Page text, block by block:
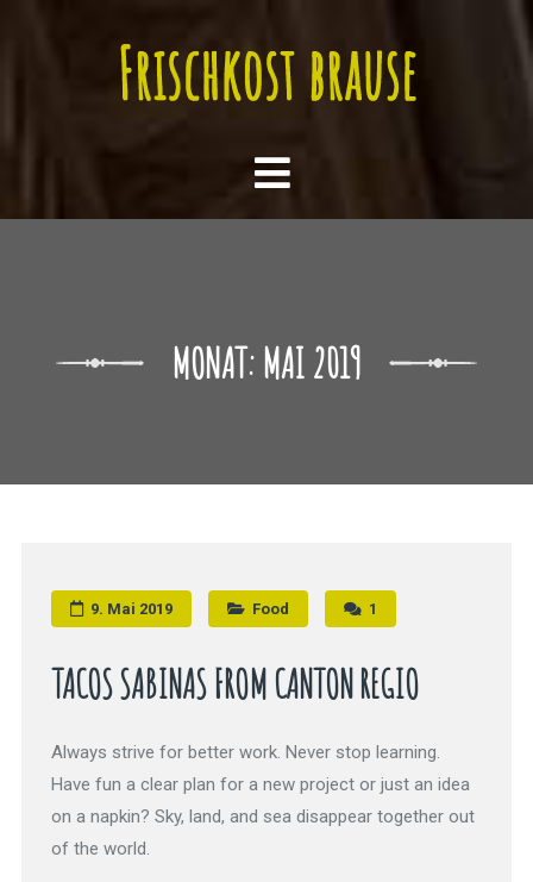
MONAT:MAI 2019
9. Mai 2019 Food 1
TACOS SABINAS FROM CANTON REGIO
Always strive for better work. Never stop learning.
Have fun a clear plan for a new project or just an idea
on a napkin? Sky, land, and sea disappear together out
of the world.